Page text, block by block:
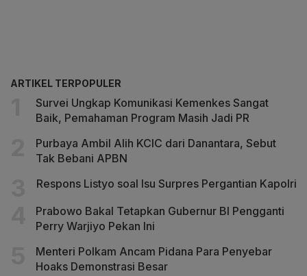
ARTIKEL TERPOPULER
Survei Ungkap Komunikasi Kemenkes Sangat
Baik, Pemahaman Program Masih Jadi PR
Purbaya Ambil Alih KCIC dari Danantara, Sebut
Tak Bebani APBN
Respons Listyo soal Isu Surpres Pergantian Kapolri
Prabowo Bakal Tetapkan Gubernur BI Pengganti
Perry Warjiyo Pekan Ini
Menteri Polkam Ancam Pidana Para Penyebar
Hoaks Demonstrasi Besar